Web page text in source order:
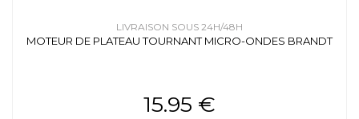
LIVRAISON SOUS 24H/48H
MOTEUR DE PLATEAU TOURNANT MICRO-ONDES BRANDT
15.95 €